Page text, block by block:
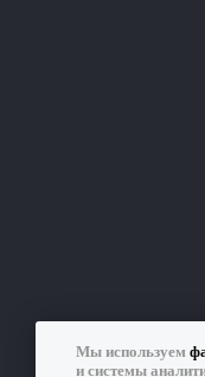
Мы используем
и системы